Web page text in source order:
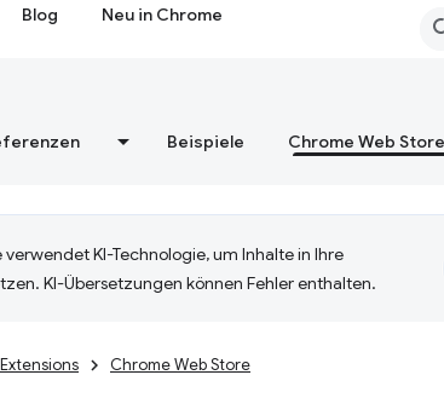
Blog Neu in Chrome
Beispiele Chrome Web Store
KI-Technologie, um Inhalte in Ihre
KI-Übersetzungen können Fehler enthalten.
Chrome Web Store